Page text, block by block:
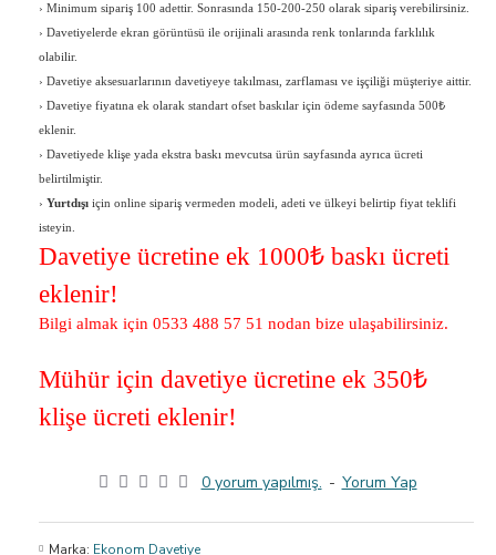
› Minimum sipariş 100 adettir. Sonrasında 150-200-250 olarak sipariş verebilirsiniz.
› Davetiyelerde ekran görüntüsü ile orijinali arasında renk tonlarında farklılık
olabilir.
› Davetiye aksesuarlarının davetiyeye takılması, zarflaması ve işçiliği müşteriye aittir.
› Davetiye fiyatına ek olarak standart ofset baskılar için ödeme sayfasında 500₺
eklenir.
› Davetiyede klişe yada ekstra baskı mevcutsa ürün sayfasında ayrıca ücreti
belirtilmiştir.
› Yurtdışı için online sipariş vermeden modeli, adeti ve ülkeyi belirtip fiyat teklifi
isteyin.
Davetiye ücretine ek 1000₺ baskı ücreti
eklenir!
Bilgi almak için 0533 488 57 51 nodan bize ulaşabilirsiniz.
Mühür için davetiye ücretine ek 350₺
klişe ücreti eklenir!
0 yorum yapılmış. - Yorum Yap
Marka: Ekonom Davetiye